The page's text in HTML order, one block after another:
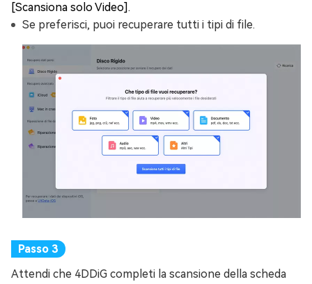
[Scansiona solo Video].
Se preferisci, puoi recuperare tutti i tipi di file.
Attendi che 4DDiG completi la scansione della scheda